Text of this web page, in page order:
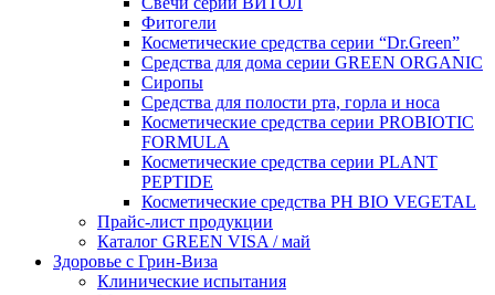
Фитогели
Косметические средства серии “Dr.Green”
Средства для дома серии GREEN ORGANIC
Сиропы
Средства для полости рта, горла и носа
Косметические средства серии PROBIOTIC
FORMULA
Косметические средства серии PLANT
PEPTIDE
Косметические средства PH BIO VEGETAL
Прайс-лист продукции
Каталог GREEN VISA / май
Здоровье с Грин-Виза
Клинические испытания